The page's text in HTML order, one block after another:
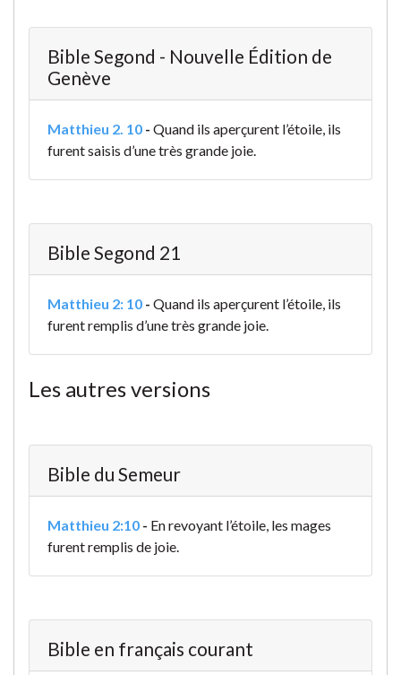
Bible Segond - Nouvelle Édition de
Genève
Matthieu 2. 10 - Quand ils aperçurent l’étoile, ils
furent saisis d’une très grande joie.
Bible Segond 21
Matthieu 2: 10 - Quand ils aperçurent l’étoile, ils
furent remplis d’une très grande joie.
Les autres versions
Bible du Semeur
Matthieu 2:10 - En revoyant l’étoile, les mages
furent remplis de joie.
Bible en français courant